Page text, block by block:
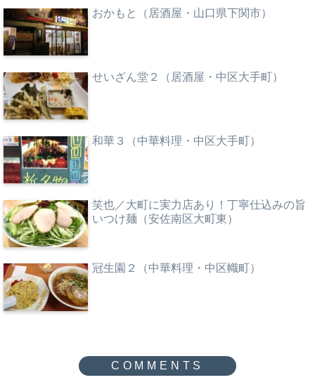
おかもと（居酒屋・山口県下関市）
せいざん堂２（居酒屋・中区大手町）
和華３（中華料理・中区大手町）
笑也／大町に実力店あり！丁寧仕込みの旨
いつけ麺（安佐南区大町東）
冠生園２（中華料理・中区幟町）